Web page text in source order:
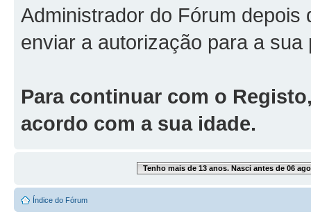
Administrador do Fórum
enviar a autorização para a sua
Para continuar com o
acordo com a sua idade.
Tenho mais de 13 anos. Nasci antes de 06 ago
Índice do Fórum